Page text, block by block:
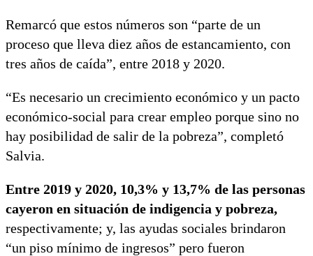
Remarcó que estos números son “parte de un
proceso que lleva diez años de estancamiento, con
tres años de caída”, entre 2018 y 2020.
“Es necesario un crecimiento económico y un pacto
económico-social para crear empleo porque sino no
hay posibilidad de salir de la pobreza”, completó
Salvia.
Entre 2019 y 2020, 10,3% y 13,7% de las personas
cayeron en situación de indigencia y pobreza,
respectivamente; y, las ayudas sociales brindaron
“un piso mínimo de ingresos” pero fueron